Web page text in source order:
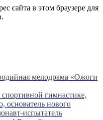
сайта в этом браузере для
мелодрама «Ожоги
гимнастике,
нового
испытатель